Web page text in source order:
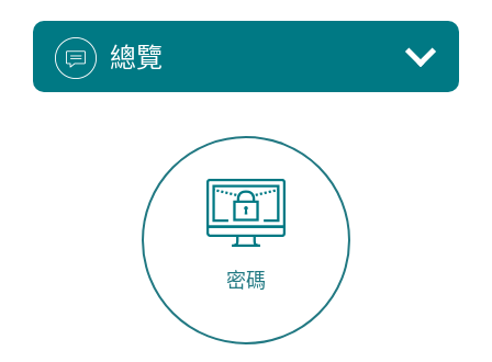
總覽
密碼